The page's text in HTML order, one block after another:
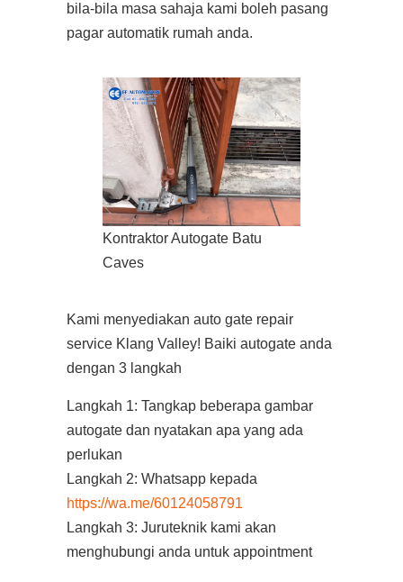
bila-bila masa sahaja kami boleh pasang
pagar automatik rumah anda.
Kontraktor Autogate Batu
Caves
Kami menyediakan auto gate repair
service Klang Valley! Baiki autogate anda
dengan 3 langkah
Langkah 1: Tangkap beberapa gambar
autogate dan nyatakan apa yang ada
perlukan
Langkah 2: Whatsapp kepada
https://wa.me/60124058791
Langkah 3: Juruteknik kami akan
menghubungi anda untuk appointment